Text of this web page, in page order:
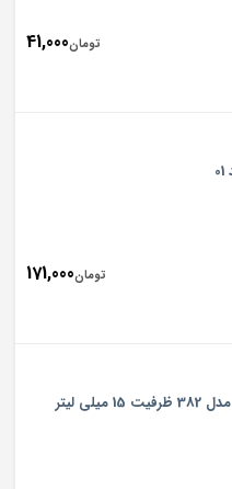
تومان41,000
تومان171,000
لیتر